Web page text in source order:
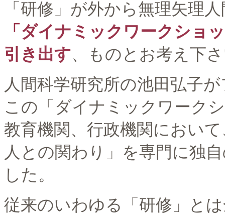
「研修」が外から無理矢理
「ダイナミックワークショ
引き出す、ものとお考え下
人間科学研究所の池田弘子
この「ダイナミックワーク
教育機関、行政機関におい
人との関わり」を専門に独
した。
従来のいわゆる「研修」と